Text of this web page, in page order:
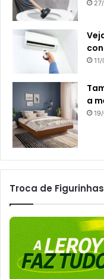
a
Troca de Figurinhas